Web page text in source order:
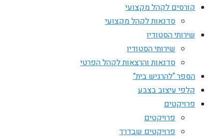
קורסים לקהל מקצועי
סדנאות לקהל מקצועי
שירותי הסטודיו
שירותי הסטודיו
סדנאות והרצאות לקהל הפרטי
הספר “להרגיש בית”
קלפי עיצוב בצבע
פרויקטים
פרויקטים
פרויקטים שבדרך